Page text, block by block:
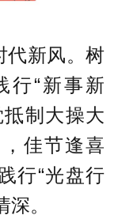
代新风。树
行“新事新
制大操大
佳节逢喜
行“光盘行
。